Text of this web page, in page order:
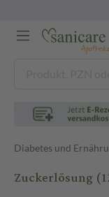
Diabetes und
Zuckerlösung